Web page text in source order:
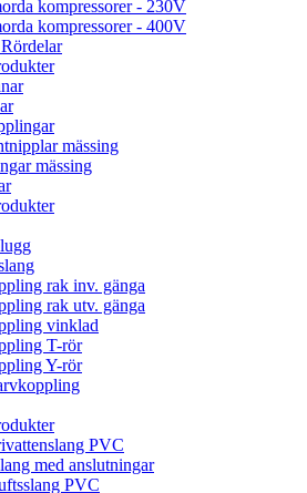
kompressorer - 230V
kompressorer - 400V
mässing
mässing
rak inv. gänga
rak utv. gänga
vinklad
T-rör
Y-rör
PVC
med anslutningar
PVC